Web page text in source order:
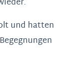
und hatten